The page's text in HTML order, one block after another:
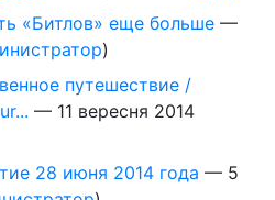
«Битлов» еще больше —
)
путешествие /
— 11 вересня 2014
28 июня 2014 года — 5